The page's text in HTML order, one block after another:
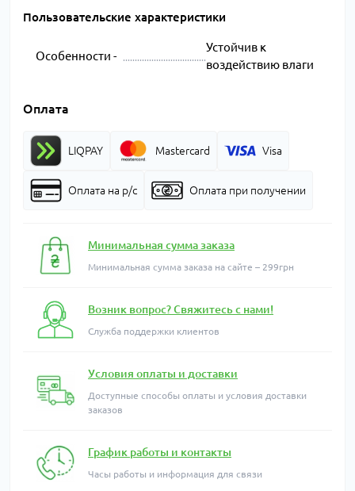
Пользовательские характеристики
Особенности -
Устойчив к
воздействию влаги
Оплата
LIQPAY Mastercard Visa
Оплата на р/с Оплата при получении
Минимальная сумма заказа
Минимальная сумма заказа на сайте – 299грн
Возник вопрос? Свяжитесь с нами!
Служба поддержки клиентов
Условия оплаты и доставки
Доступные способы оплаты и условия доставки
заказов
График работы и контакты
Часы работы и информация для связи